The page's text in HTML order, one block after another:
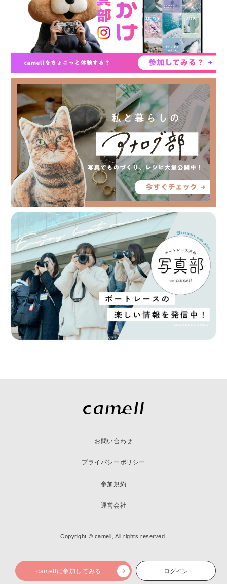
camellに参加してみる ログイン
お問い合わせ
プライバシーポリシー
参加規約
運営会社
Copyright © camell, All rights reserved.